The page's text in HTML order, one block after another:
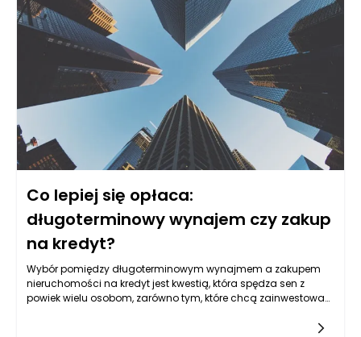
Co lepiej się opłaca:
długoterminowy wynajem czy zakup
na kredyt?
Wybór pomiędzy długoterminowym wynajmem a zakupem
nieruchomości na kredyt jest kwestią, która spędza sen z
powiek wielu osobom, zarówno tym, które chcą zainwestować,
życia. Decyzja ta zależy od wielu czynników, w tym od sytuacji